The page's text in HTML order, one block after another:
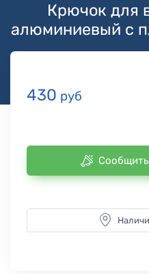
Крючок для
алюминиевый с
430 руб